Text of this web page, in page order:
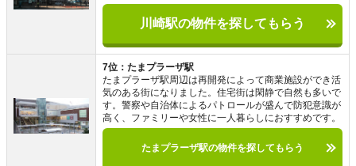
川崎駅の物件を探してもらう
7位：たまプラーザ駅
たまプラーザ駅周辺は再開発によって商業施設ができ活
気のある街になりました。住宅街は閑静で自然も多いで
す。警察や自治体によるパトロールが盛んで防犯意識が
高く、ファミリーや女性に一人暮らしにおすすめです。
たまプラーザ駅の物件を探してもらう